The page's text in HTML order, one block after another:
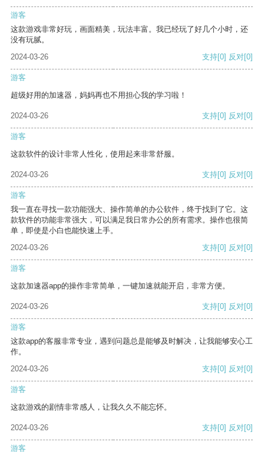
游客
这款游戏非常好玩，画面精美，玩法丰富。我已经玩了好几个小时，还
没有玩腻。
2024-03-26
支持[0] 反对[0]
游客
超级好用的加速器，妈妈再也不用担心我的学习啦！
2024-03-26 支持[0] 反对[0]
游客
这款软件的设计非常人性化，使用起来非常舒服。
2024-03-26 支持[0] 反对[0]
游客
我一直在寻找一款功能强大、操作简单的办公软件，终于找到了它。这
款软件的功能非常强大，可以满足我日常办公的所有需求。操作也很简
单，即使是小白也能快速上手。
2024-03-26
支持[0] 反对[0]
游客
这款加速器app的操作非常简单，一键加速就能开启，非常方便。
2024-03-26 支持[0] 反对[0]
游客
这款app的客服非常专业，遇到问题总是能够及时解决，让我能够安心工
作。
2024-03-26
支持[0] 反对[0]
游客
这款游戏的剧情非常感人，让我久久不能忘怀。
2024-03-26 支持[0] 反对[0]
游客